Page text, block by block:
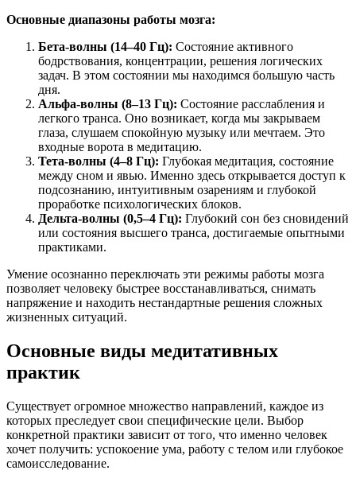
Основные диапазоны работы мозга:
Бета-волны (14–40 Гц): Состояние активного
бодрствования, концентрации, решения логических
задач. В этом состоянии мы находимся большую часть
дня.
Альфа-волны (8–13 Гц): Состояние расслабления и
легкого транса. Оно возникает, когда мы закрываем
глаза, слушаем спокойную музыку или мечтаем. Это
входные ворота в медитацию.
Тета-волны (4–8 Гц): Глубокая медитация, состояние
между сном и явью. Именно здесь открывается доступ к
подсознанию, интуитивным озарениям и глубокой
проработке психологических блоков.
Дельта-волны (0,5–4 Гц): Глубокий сон без сновидений
или состояния высшего транса, достигаемые опытными
практиками.
Умение осознанно переключать эти режимы работы мозга
позволяет человеку быстрее восстанавливаться, снимать
напряжение и находить нестандартные решения сложных
жизненных ситуаций.
Основные виды медитативных
практик
Существует огромное множество направлений, каждое из
которых преследует свои специфические цели. Выбор
конкретной практики зависит от того, что именно человек
хочет получить: успокоение ума, работу с телом или глубокое
самоисследование.